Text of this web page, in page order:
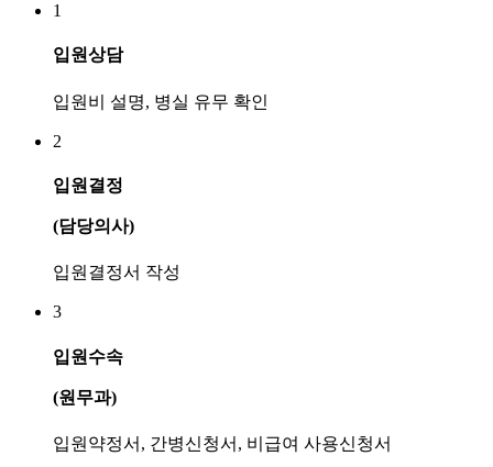
1
입원상담
입원비 설명, 병실 유무 확인
2
입원결정
(담당의사)
입원결정서 작성
3
입원수속
(원무과)
입원약정서, 간병신청서, 비급여 사용신청서